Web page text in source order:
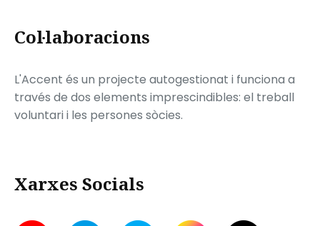
Col·laboracions
L'Accent és un projecte autogestionat i funciona a
través de dos elements imprescindibles: el treball
voluntari i les persones sòcies.
Xarxes Socials